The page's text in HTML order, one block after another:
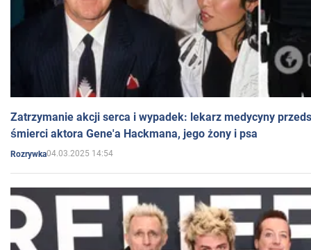
Zatrzymanie akcji serca i wypadek: lekarz medycyny
śmierci aktora Gene'a Hackmana, jego żony i psa
Rozrywka04.03.2025 14:54